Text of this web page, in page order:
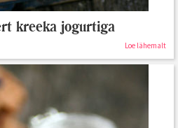
kreeka jogurtiga
Loe lähemalt